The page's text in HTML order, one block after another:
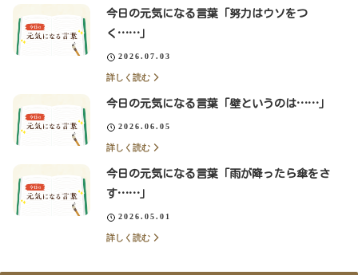
今日の元気になる言葉「努力はウソをつ
く……」
2026.07.03
詳しく読む
今日の元気になる言葉「壁というのは……」
2026.06.05
詳しく読む
今日の元気になる言葉「雨が降ったら傘をさ
す……」
2026.05.01
詳しく読む